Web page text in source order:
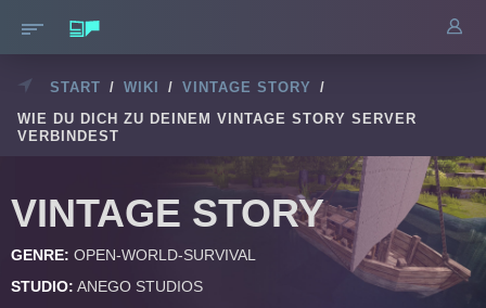
START / WIKI / VINTAGE STORY
/
WIE DU DICH ZU DEINEM VINTAGE STORY SERVER
VERBINDEST
VINTAGE STORY
GENRE: OPEN-WORLD-SURVIVAL
STUDIO: ANEGO STUDIOS